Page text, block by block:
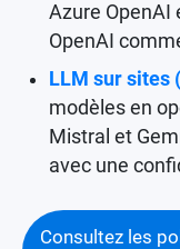
Azure OpenAI
OpenAI
LLM sur sites
modèles en
Mistral et
avec une
Consultez les